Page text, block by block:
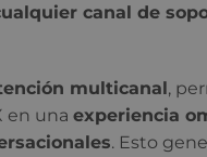
canal de
multicanal,
en una experiencia
. Esto